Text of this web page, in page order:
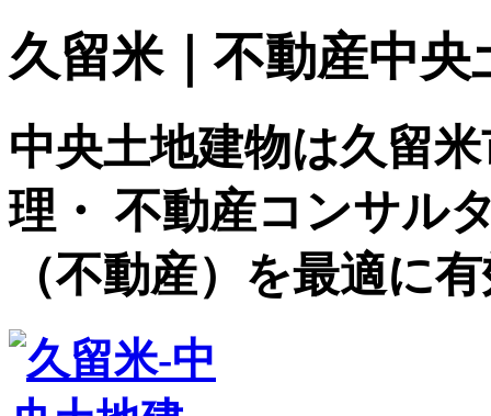
久留米｜不動産中
中央土地建物は久留
理・ 不動産コンサル
（不動産）を最適に